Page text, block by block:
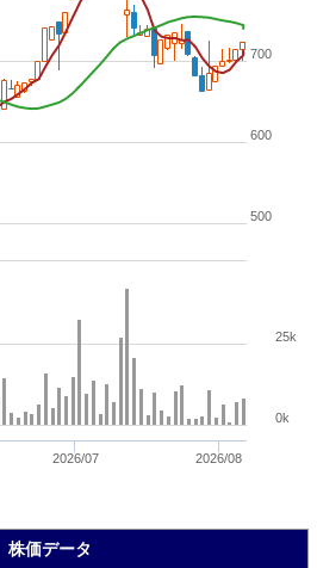
2026/07 2026/08
500
600
700
0k
25k
株価データ